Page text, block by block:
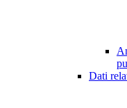
Dati